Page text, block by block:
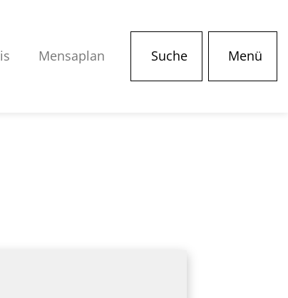
Mensaplan Suche Menü